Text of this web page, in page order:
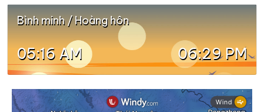
Bình minh / Hoàng hôn
05:16 AM 06:29 PM